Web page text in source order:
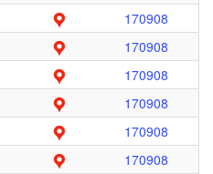
170908
170908
170908
170908
170908
170908